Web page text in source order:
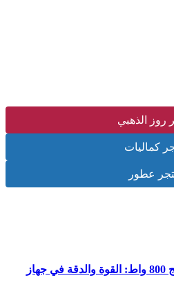
روز الذهبي
كماليات
عطور
احترافية الخبز مع عجانة سميج 800 واط: القوة والدقة في جهاز